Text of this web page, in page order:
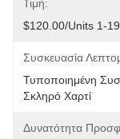
Τιμή:
$120.00/units 1-
Συσκευασία
Τυποποιημένη
Σκληρό Χαρτί
Δυνατότητα